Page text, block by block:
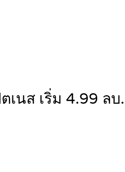
เนส เริ่ม 4.99 ลบ